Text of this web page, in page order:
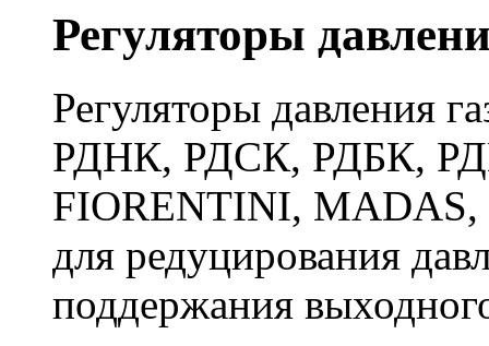
Регуляторы
Регуляторы давления
РДНК, РДСК, РДБК,
FIORENTINI, MADAS,
для редуцирования
поддержания